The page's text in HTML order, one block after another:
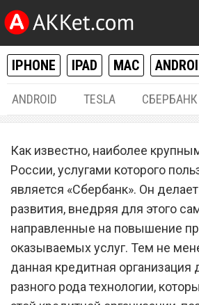
IPHONE IPAD MAC
ANDROID TESLA СБЕРБАНК
Вот и все:
прекращает
Как известно, наиболее
России, услугами которого
является «Сбербанк». Он
развития, внедряя для этого
направленные на повышение
оказываемых услуг. Тем не
данная кредитная организация
разного рода технологии,